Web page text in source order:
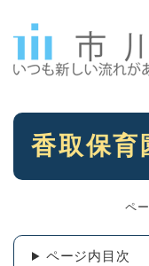
本
香取保育
ペ
ページ内目次